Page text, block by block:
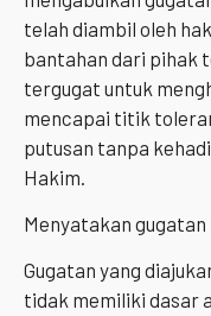
telah diambil oleh
bantahan dari pihak
tergugat untuk
mencapai titik
putusan tanpa
Hakim.
Menyatakan
Gugatan yang
tidak memiliki dasar